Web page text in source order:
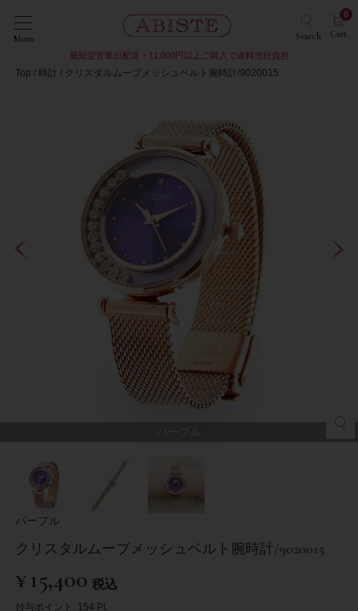
Menu Search Cart
0
最短翌営業日配送・11,000円以上ご購入で送料当社負担
Top 時計 クリスタルムーブメッシュベルト腕時計/9020015
パープル
クリスタルムーブメッシュベルト腕時計/9020015
¥15,400 税込
付与ポイント: 154 Pt.